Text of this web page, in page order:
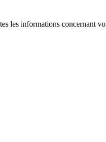
les informations concernant